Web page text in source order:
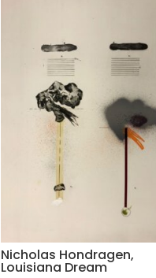
Nicholas Hondragen,
Louisiana Dream